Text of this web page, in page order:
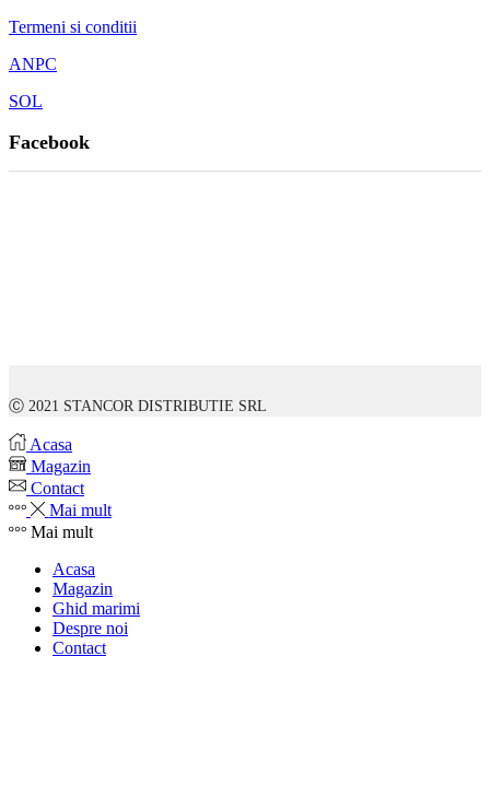
Termeni si conditii
ANPC
SOL
Facebook
Ⓒ 2021 STANCOR DISTRIBUTIE SRL
Acasa
Magazin
Contact
Mai mult
Mai mult
Acasa
Magazin
Ghid marimi
Despre noi
Contact